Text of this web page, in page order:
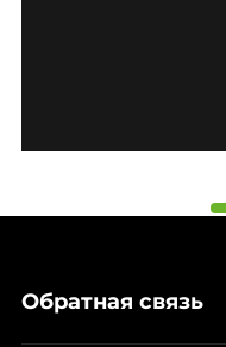
Обратная связь